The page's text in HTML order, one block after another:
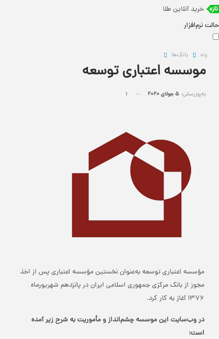
خرید آنلاین طلا
نرم‌افزار
رده بانک‌ها
موسسه اعتباری توسعه
به‌روزرسانی: 5 جولای 2020
مؤسسه اعتباری توسعه به‌عنوان نخستین مؤسسه اعتباری پس از اخذ
مجوز از بانک مرکزی جمهوری اسلامی ایران در پانزدهم شهریورماه
1376 آغاز به کار کرد.
در وب‌سایت این موسسه چشم‌انداز و مأموریت به شرح زیر آمده
است: